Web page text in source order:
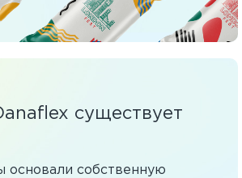
существует
основали собственную